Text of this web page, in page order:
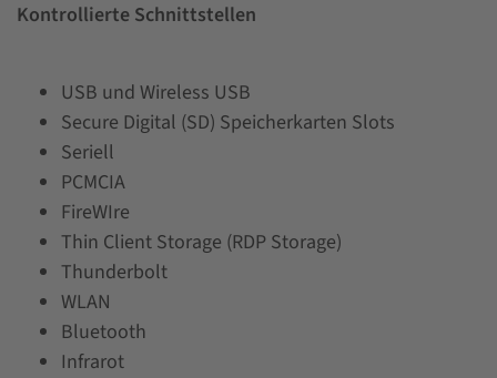
Kontrollierte Schnittstellen
USB und Wireless USB
Secure Digital (SD) Speicherkarten Slots
Seriell
PCMCIA
FireWIre
Thin Client Storage (RDP Storage)
Thunderbolt
WLAN
Bluetooth
Infrarot